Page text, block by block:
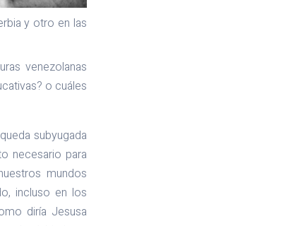
y otro en las
venezolanas
o cuáles
subyugada
necesario para
mundos
incluso en los
diría Jesusa